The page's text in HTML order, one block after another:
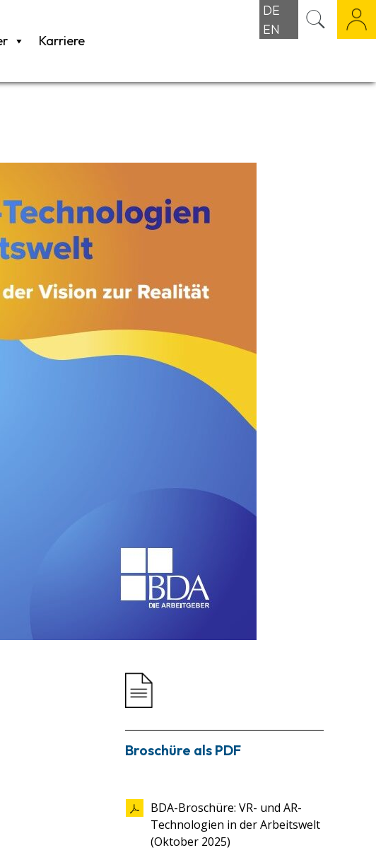
Karriere
DE
EN
Broschüre als PDF
BDA-Broschüre: VR- und AR-
Technologien in der Arbeitswelt
(Oktober ­2025)